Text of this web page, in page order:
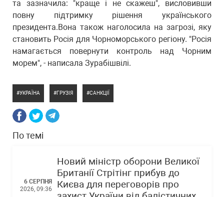
та зазначила: "краще і не скажеш", висловивши
повну підтримку рішення українського
президента.Вона також наголосила на загрозі, яку
становить Росія для Чорноморського регіону. "Росія
намагається повернути контроль над Чорним
морем", - написала Зурабішвілі.
УКРАЇНА ГРУЗІЯ САНКЦІЇ
По темі
6 СЕРПНЯ
2026, 09:36
Новий міністр оборони Великої
Британії Стрітінг прибув до
Києва для переговорів про